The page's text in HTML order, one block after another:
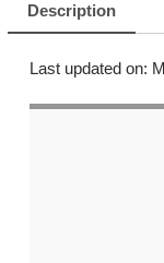
Description
Last updated on: